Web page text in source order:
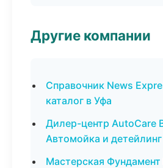
Другие компании
Справочник News
каталог в Уфа
Дилер-центр AutoCare
Автомойка и
Мастерская Фундамент